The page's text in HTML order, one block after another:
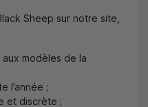
Sheep sur notre site,
modèles de la
l’année ;
et discrète ;